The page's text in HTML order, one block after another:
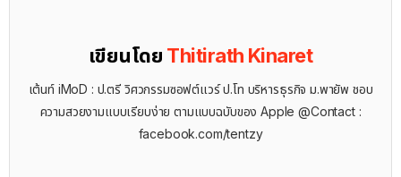
เขียนโดย Thitirath Kinaret
เต้นท์ iMoD : ป.ตรี วิศวกรรมซอฟต์แวร์ ป.โท บริหารธุรกิจ ม.พายัพ ชอบ
ความสวยงามแบบเรียบง่าย ตามแบบฉบับของ Apple @Contact :
facebook.com/tentzy